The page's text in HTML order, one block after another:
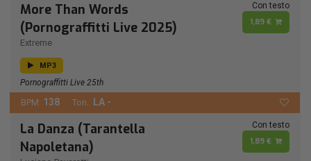
More Than Words
(Pornograffitti Live 2025)
Extreme
Con testo
1,89 €
MP3
Pornograffitti Live 25th
BPM: 138 Ton.: LA -
La Danza (Tarantella
Napoletana)
Con testo
1,89 €